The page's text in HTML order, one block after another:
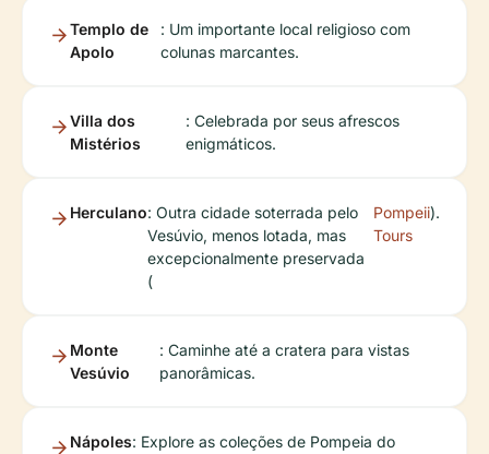
Templo de
Apolo
: Um importante local religioso com
colunas marcantes.
Villa dos
Mistérios
: Celebrada por seus afrescos
enigmáticos.
Herculano: Outra cidade soterrada pelo
Vesúvio, menos lotada, mas
excepcionalmente preservada
(
Pompeii
Tours
).
Monte
Vesúvio
: Caminhe até a cratera para vistas
panorâmicas.
Nápoles: Explore as coleções de Pompeia do